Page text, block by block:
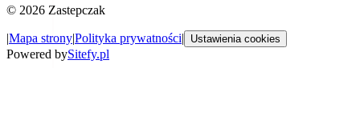
© 2026 Zastepczak
Mapa stronyPolityka prywatności Ustawienia cookies
Powered bySitefy.pl